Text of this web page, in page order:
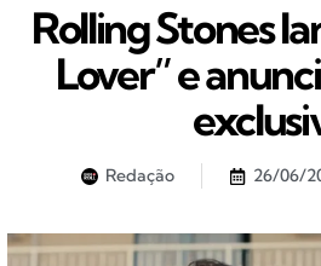
Rolling Stones
Lover” e
Redação 26/06/